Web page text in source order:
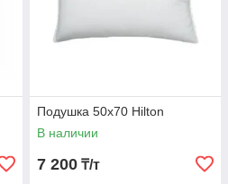
Подушка 50х70 Hilton
В наличии
7 200 ₸/т